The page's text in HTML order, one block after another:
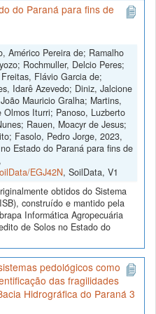
do Paraná para fins de
Américo Pereira de; Ramalho
Rochmuller, Delcio Peres;
Flávio Garcia de;
Idarê Azevedo; Diniz, Jalcione
Mauricio Gralha; Martins,
Olmos Iturri; Panoso, Luzberto
Rauen, Moacyr de Jesus;
Fasolo, Pedro Jorge, 2023,
Estado do Paraná para fins de
EGJ42N, SoilData, V1
obtidos do Sistema
construído e mantido pela
Informática Agropecuária
de Solos no Estado do
pedológicos como
das fragilidades
Hidrográfica do Paraná 3